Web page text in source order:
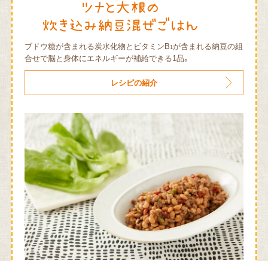
ブドウ糖が含まれる炭水化物とビタミンB1が含まれる納豆の組
合せで脳と身体にエネルギーが補給できる1品。
レシピの紹介